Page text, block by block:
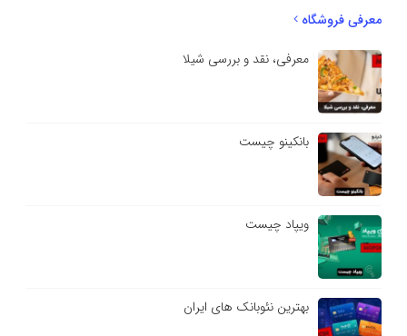
معرفی فروشگاه
معرفی، نقد و بررسی شیلا
بانکینو چیست
ویپاد چیست
بهترین نئوبانک های ایران